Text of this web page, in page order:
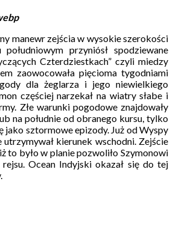
manewr zejścia w wysokie szerokości
przyniósł spodziewane
Czterdziestkach” czyli miedzy
zaowocowała pięcioma tygodniami
dla żeglarza i jego niewielkiego
częściej narzekał na wiatry słabe i
Złe warunki pogodowe znajdowały
na południe od obranego kursu, tylko
jako sztormowe epizody. Już od Wyspy
kierunek wschodni. Zejście
to było w planie pozwoliło Szymonowi
Ocean Indyjski okazał się do tej